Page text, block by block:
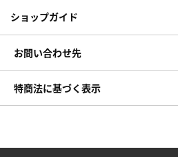
ショップガイド
お問い合わせ先
特商法に基づく表示